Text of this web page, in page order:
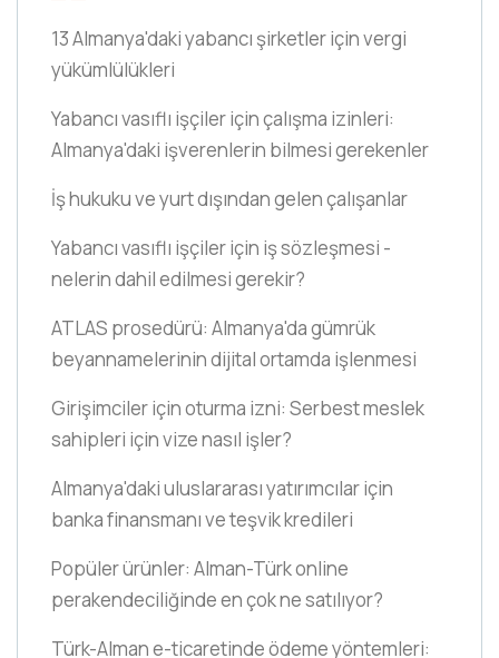
13 Almanya'daki yabancı şirketler için vergi
yükümlülükleri
Yabancı vasıflı işçiler için çalışma izinleri:
Almanya'daki işverenlerin bilmesi gerekenler
İş hukuku ve yurt dışından gelen çalışanlar
Yabancı vasıflı işçiler için iş sözleşmesi -
nelerin dahil edilmesi gerekir?
ATLAS prosedürü: Almanya'da gümrük
beyannamelerinin dijital ortamda işlenmesi
Girişimciler için oturma izni: Serbest meslek
sahipleri için vize nasıl işler?
Almanya'daki uluslararası yatırımcılar için
banka finansmanı ve teşvik kredileri
Popüler ürünler: Alman-Türk online
perakendeciliğinde en çok ne satılıyor?
Türk-Alman e-ticaretinde ödeme yöntemleri: